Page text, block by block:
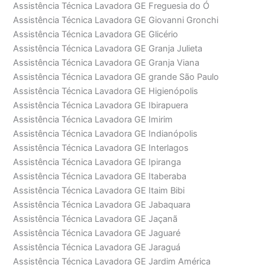
Assistência Técnica Lavadora GE Freguesia do Ó
Assistência Técnica Lavadora GE Giovanni Gronchi
Assistência Técnica Lavadora GE Glicério
Assistência Técnica Lavadora GE Granja Julieta
Assistência Técnica Lavadora GE Granja Viana
Assistência Técnica Lavadora GE grande São Paulo
Assistência Técnica Lavadora GE Higienópolis
Assistência Técnica Lavadora GE Ibirapuera
Assistência Técnica Lavadora GE Imirim
Assistência Técnica Lavadora GE Indianópolis
Assistência Técnica Lavadora GE Interlagos
Assistência Técnica Lavadora GE Ipiranga
Assistência Técnica Lavadora GE Itaberaba
Assistência Técnica Lavadora GE Itaim Bibi
Assistência Técnica Lavadora GE Jabaquara
Assistência Técnica Lavadora GE Jaçanã
Assistência Técnica Lavadora GE Jaguaré
Assistência Técnica Lavadora GE Jaraguá
Assistência Técnica Lavadora GE Jardim América